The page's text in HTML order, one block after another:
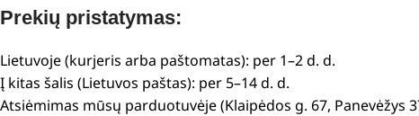
Prekių pristatymas:
Lietuvoje (kurjeris arba paštomatas): per 1–2 d. d.
Į kitas šalis (Lietuvos paštas): per 5–14 d. d.
Atsiėmimas mūsų parduotuvėje (Klaipėdos g. 67, Panevėžys